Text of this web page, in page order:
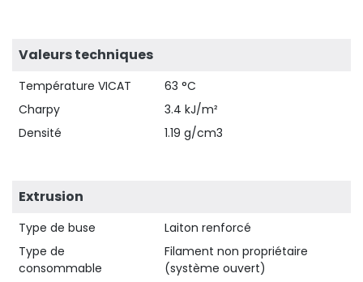
Valeurs techniques
Température VICAT
63 °C
Charpy
3.4 kJ/m²
Densité
1.19 g/cm3
Extrusion
Type de buse
Laiton renforcé
Type de
consommable
Filament non propriétaire
(système ouvert)